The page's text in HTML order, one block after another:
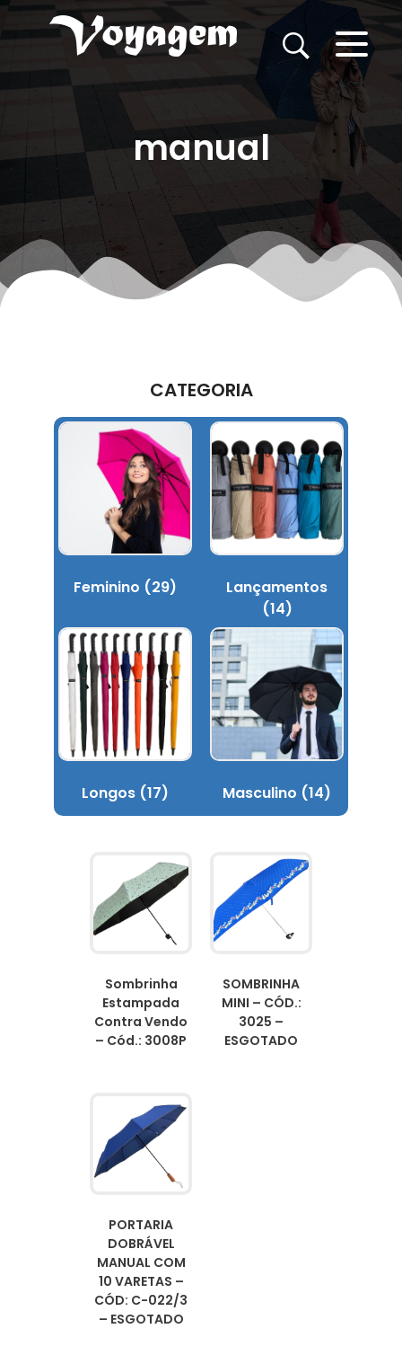
manual
CATEGORIA
Feminino (29)
Lançamentos
(14)
Longos (17) Masculino (14)
Sombrinha
Estampada
Contra Vendo
– Cód.: 3008P
SOMBRINHA
MINI – CÓD.:
3025 –
ESGOTADO
PORTARIA
DOBRÁVEL
MANUAL COM
10 VARETAS –
CÓD: C-022/3
– ESGOTADO